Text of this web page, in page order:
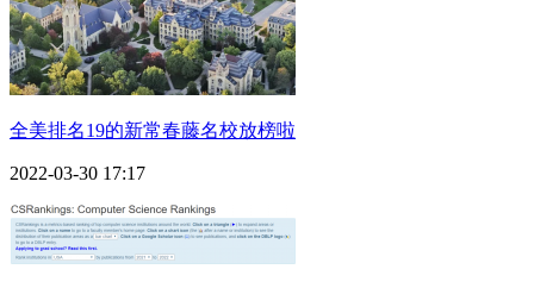
全美排名19的新常春藤名校放榜啦
2022-03-30 17:17